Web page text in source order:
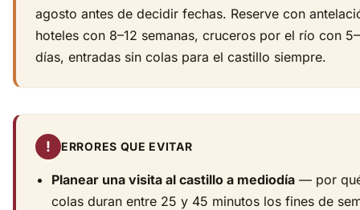
agosto antes de decidir fechas. Reserve con
hoteles con 8–12 semanas, cruceros por el río con
días, entradas sin colas para el castillo siempre.
! ERRORES QUE EVITAR
Planear una visita al castillo a mediodía — por
colas duran entre 25 y 45 minutos los fines de